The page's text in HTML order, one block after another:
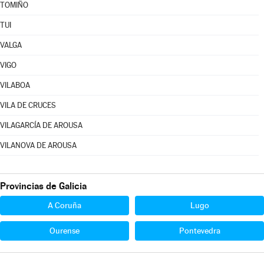
TOMIÑO
TUI
VALGA
VIGO
VILABOA
VILA DE CRUCES
VILAGARCÍA DE AROUSA
VILANOVA DE AROUSA
Provincias de Galicia
A Coruña Lugo
Ourense Pontevedra